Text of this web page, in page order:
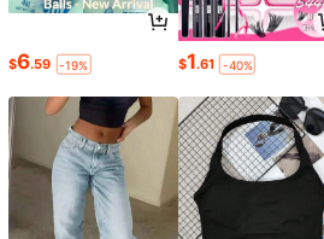
$6.59 -19% $1.61 -40%